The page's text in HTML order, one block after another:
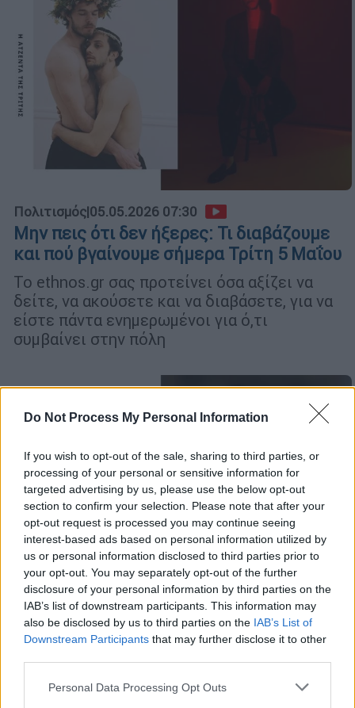
Do Not Process My Personal Information
If you wish to opt-out of the sale, sharing to third parties, or
processing of your personal or sensitive information for
targeted advertising by us, please use the below opt-out
section to confirm your selection. Please note that after your
opt-out request is processed you may continue seeing
interest-based ads based on personal information utilized by
us or personal information disclosed to third parties prior to
your opt-out. You may separately opt-out of the further
disclosure of your personal information by third parties on the
IAB’s list of downstream participants. This information may
also be disclosed by us to third parties on the IAB’s List of
Downstream Participants that may further disclose it to other
Please note that this website/app uses one or more Google
Personal Data Processing Opt Outs
Πολιτισμός|05.05.2026 07:30
Μην πεις ότι δεν ήξερες: Τι διαβάζουμε
και πού βγαίνουμε σήμερα Τρίτη 5 Μαΐου
Το ethnos.gr σας προτείνει όσα αξίζει να
δείτε, να ακούσετε και να διαβάσετε, για να
είστε πάντα ενημερωμένοι για ό,τι
συμβαίνει στην πόλη
Πολιτισμός|27.04.2026 07:30
Απριλίου